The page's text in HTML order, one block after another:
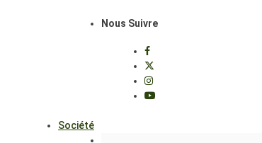
Nous Suivre
Société